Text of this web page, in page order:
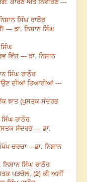
ਸਿੰਘ ਰਾਠੌਰ
--- ਡਾ. ਨਿਸ਼ਾਨ ਸਿੰਘ
ਵਿੱਚ --- ਡਾ. ਨਿਸ਼ਾਨ
ਸਿੰਘ ਰਾਠੌਰ
ਦੀਆਂ ਤਿਆਰੀਆਂ ---
ਝਾਤ (ਪੁਸਤਕ ਸੰਦਰਭ
ਰਾਠੌਰ
ਸੰਦਰਭ --- ਡਾ.
ਚਰਚਾ ---ਡਾ. ਨਿਸ਼ਾਨ
ਸਿੰਘ ਰਾਠੌਰ
ਪੜਚੋਲ, (2) ਕੀ ਅਸੀਂ